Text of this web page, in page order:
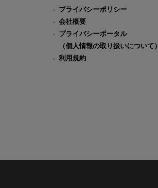
プライバシーポリシー
会社概要
プライバシーポータル
（個人情報の取り扱いについて）
利用規約